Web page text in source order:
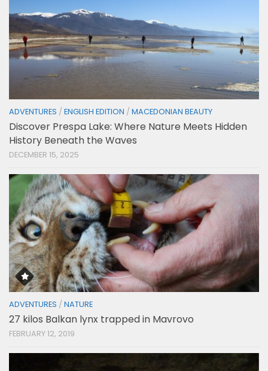
ADVENTURES / ENGLISH EDITION / MACEDONIAN BEAUTY
Discover Prespa Lake: Where Nature Meets Hidden
History Beneath the Waves
DECEMBER 15, 2025
ADVENTURES / NATURE
27 kilos Balkan lynx trapped in Mavrovo
FEBRUARY 12, 2019